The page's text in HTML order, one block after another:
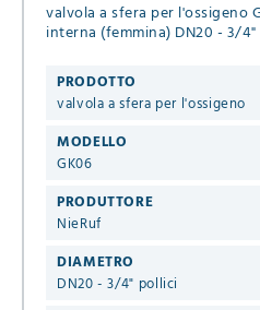
valvola a sfera per l'ossigeno
interna (femmina) DN20 - 3/
PRODOTTO
valvola a sfera per l'ossigeno
MODELLO
GK06
PRODUTTORE
NieRuf
DIAMETRO
DN20 - 3/4" pollici